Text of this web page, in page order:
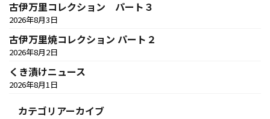
古伊万里コレクション パート３
2026年8月3日
古伊万里焼コレクション パート２
2026年8月2日
くき漬けニュース
2026年8月1日
カテゴリアーカイブ